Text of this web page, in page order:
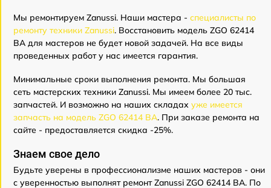
Мы ремонтируем Zanussi. Наши мастера - специалисты по
ремонту техники Zanussi. Восстановить модель ZGO 62414
BA для мастеров не будет новой задачей. На все виды
проведенных работ у нас имеется гарантия.
Минимальные сроки выполнения ремонта. Мы большая
сеть мастерских техники Zanussi. Мы имеем более 20 тыс.
запчастей. И возможно на наших складах уже имеется
запчасть на модель ZGO 62414 BA. При заказе ремонта на
сайте - предоставляется скидка -25%.
Знаем свое дело
Будьте уверены в профессионализме наших мастеров - они
с уверенностью выполнят ремонт Zanussi ZGO 62414 BA. По